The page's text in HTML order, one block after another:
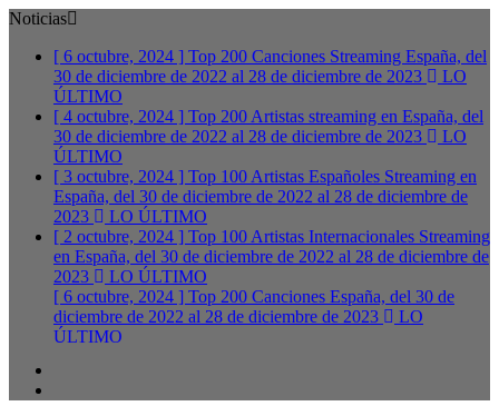
Noticias
[ 6 octubre, 2024 ] Top 200 Canciones Streaming España, del
30 de diciembre de 2022 al 28 de diciembre de 2023
LO
ÚLTIMO
[ 4 octubre, 2024 ] Top 200 Artistas streaming en España, del
30 de diciembre de 2022 al 28 de diciembre de 2023
LO
ÚLTIMO
[ 3 octubre, 2024 ] Top 100 Artistas Españoles Streaming en
España, del 30 de diciembre de 2022 al 28 de diciembre de
2023
LO ÚLTIMO
[ 2 octubre, 2024 ] Top 100 Artistas Internacionales Streaming
en España, del 30 de diciembre de 2022 al 28 de diciembre de
2023
LO ÚLTIMO
[ 6 octubre, 2024 ] Top 200 Canciones España, del 30 de
diciembre de 2022 al 28 de diciembre de 2023
LO
ÚLTIMO